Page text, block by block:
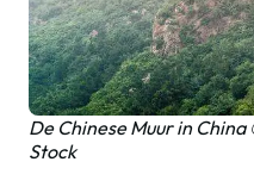
De Chinese Muur in
Stock